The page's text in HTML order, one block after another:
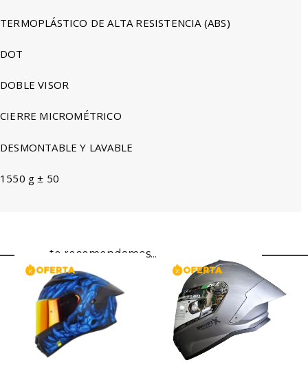
TERMOPLÁSTICO DE ALTA RESISTENCIA (ABS)
DOT
DOBLE VISOR
CIERRE MICROMÉTRICO
DESMONTABLE Y LAVABLE
1550 g ± 50
te recomendamos...